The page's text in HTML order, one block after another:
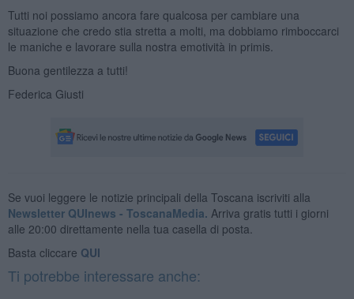
Tutti noi possiamo ancora fare qualcosa per cambiare una
situazione che credo stia stretta a molti, ma dobbiamo rimboccarci
le maniche e lavorare sulla nostra emotività in primis.
Buona gentilezza a tutti!
Federica Giusti
Se vuoi leggere le notizie principali della Toscana iscriviti alla
Newsletter QUInews - ToscanaMedia. Arriva gratis tutti i giorni
alle 20:00 direttamente nella tua casella di posta.
Basta cliccare QUI
Ti potrebbe interessare anche: